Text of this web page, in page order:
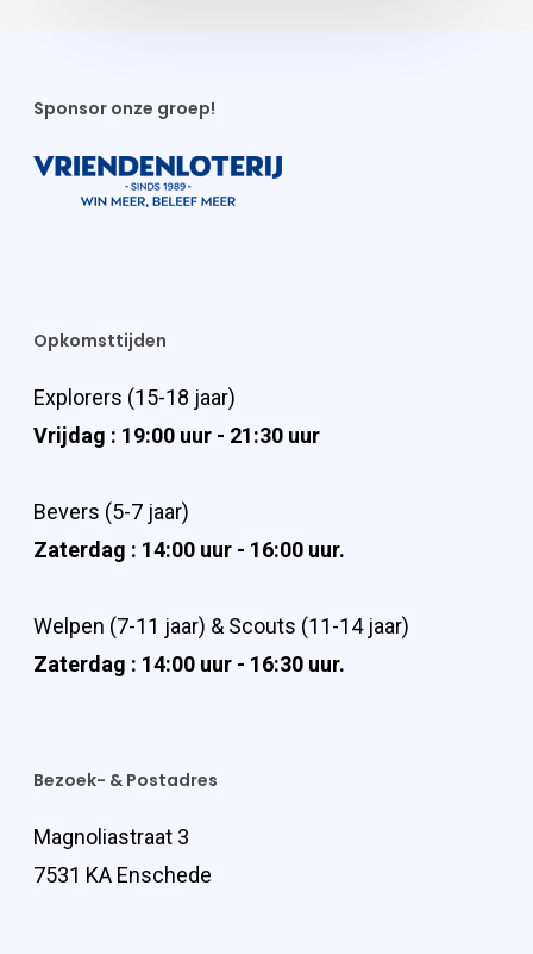
Sponsor onze groep!
Opkomsttijden
Explorers (15-18 jaar)
Vrijdag : 19:00 uur - 21:30 uur
Bevers (5-7 jaar)
Zaterdag : 14:00 uur - 16:00 uur.
Welpen (7-11 jaar) & Scouts (11-14 jaar)
Zaterdag : 14:00 uur - 16:30 uur.
Bezoek- & Postadres
Magnoliastraat 3
7531 KA Enschede